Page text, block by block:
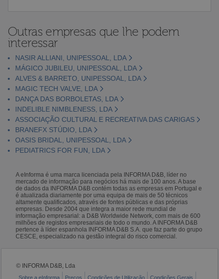
Outras empresas que lhe podem
interessar
NASIR ALLIANI, UNIPESSOAL, LDA
MÁGICO JUBILEU, UNIPESSOAL, LDA
ALVES & BARRETO, UNIPESSOAL, LDA
MAGIC TECH VALVE, LDA
DANÇA DAS BORBOLETAS, LDA
INDELIBLE NIMBLENESS, LDA
ASSOCIAÇÃO CULTURAL E RECREATIVA DAS CARIGAS
BRANEFX STÚDIO, LDA
OASIS BRIDAL, UNIPESSOAL, LDA
PEDIATRICS FOR FUN, LDA
A eInforma é uma marca licenciada pela INFORMA D&B, líder no
mercado de informação para negócios há mais de 100 anos. A base
de dados da INFORMA D&B contém todas as empresas em Portugal e
é atualizada diariamente por uma equipa de mais de 50 técnicos
altamente qualificados, através de fontes públicas e das próprias
empresas. Desde 2004 que integra a maior rede mundial de
informação empresarial: a D&B Worldwide Network, com mais de 600
milhões de registos empresariais de todo o mundo. A INFORMA D&B
pertence à líder espanhola INFORMA D&B S.A. que faz parte do grupo
CESCE, especializado na gestão integral do risco comercial.
© INFORMA D&B, Lda
Sobre a eInforma Preços Condições de Utilização Condições Gerais